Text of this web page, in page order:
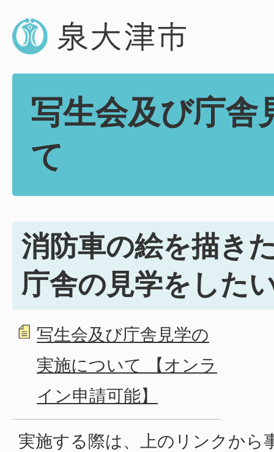
写生会及び庁舎
て
消防車の絵を描き
庁舎の見学をした
写生会及び庁舎見学の
実施について 【オンラ
イン申請可能】
実施する際は、上のリンクから